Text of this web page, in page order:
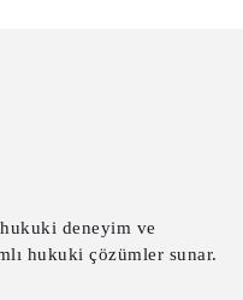
deneyim ve
hukuki çözümler sunar.